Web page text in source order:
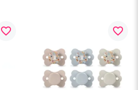
favorite_border favorite_border